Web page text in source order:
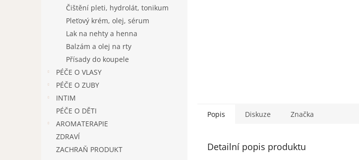
Čištění pleti, hydrolát, tonikum
Pleťový krém, olej, sérum
Lak na nehty a henna
Balzám a olej na rty
Přísady do koupele
PÉČE O VLASY
PÉČE O ZUBY
INTIM
PÉČE O DĚTI
AROMATERAPIE
ZDRAVÍ
ZACHRAŇ PRODUKT
Popis Diskuze Značka
Detailní popis produktu